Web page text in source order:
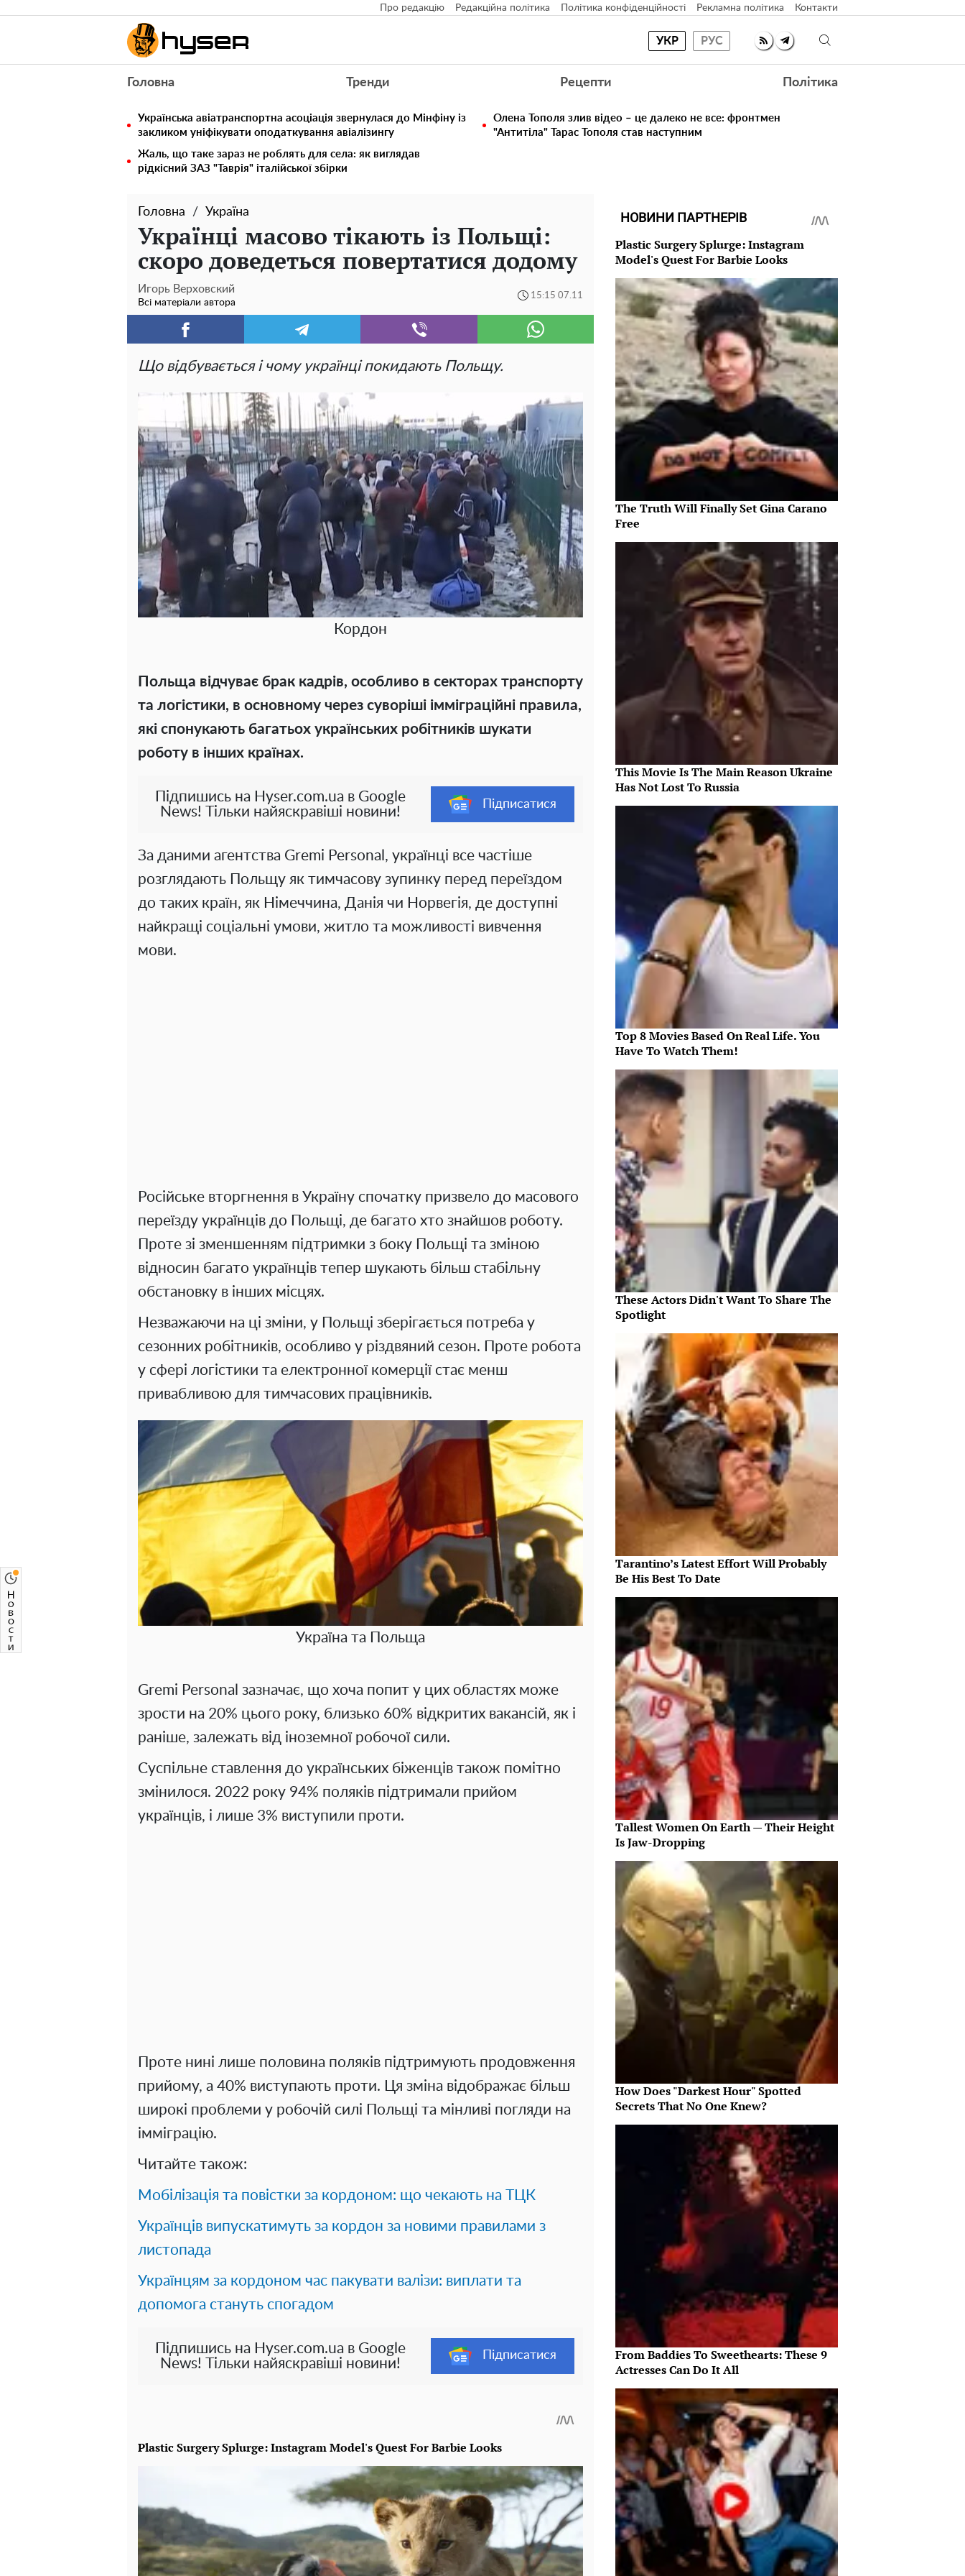
Про редакцію Редакційна політика Політика конфіденційності Рекламна політика Контакти
УКР РУС
Головна Тренди Рецепти Політика
Українська авіатранспортна асоціація звернулася до Мінфіну із
закликом уніфікувати оподаткування авіалізингу
Олена Тополя злив відео – це далеко не все: фронтмен
"Антитіла" Тарас Тополя став наступним
Жаль, що таке зараз не роблять для села: як виглядав
рідкісний ЗАЗ "Таврія" італійської збірки
Головна Україна
Українці масово тікають із Польщі:
скоро доведеться повертатися додому
Игорь Верховский
Всі матеріали автора
15:15 07.11
Що відбувається і чому українці покидають Польщу.
Кордон
Польща відчуває брак кадрів, особливо в секторах транспорту
та логістики, в основному через суворіші імміграційні правила,
які спонукають багатьох українських робітників шукати
роботу в інших країнах.
Підпишись на Hyser.com.ua в Google
News! Тільки найяскравіші новини!
Підписатися
За даними агентства Gremi Personal, українці все частіше
розглядають Польщу як тимчасову зупинку перед переїздом
до таких країн, як Німеччина, Данія чи Норвегія, де доступні
найкращі соціальні умови, житло та можливості вивчення
мови.
Російське вторгнення в Україну спочатку призвело до масового
переїзду українців до Польщі, де багато хто знайшов роботу.
Проте зі зменшенням підтримки з боку Польщі та зміною
відносин багато українців тепер шукають більш стабільну
обстановку в інших місцях.
Незважаючи на ці зміни, у Польщі зберігається потреба у
сезонних робітників, особливо у різдвяний сезон. Проте робота
у сфері логістики та електронної комерції стає менш
привабливою для тимчасових працівників.
Україна та Польща
Gremi Personal зазначає, що хоча попит у цих областях може
зрости на 20% цього року, близько 60% відкритих вакансій, як і
раніше, залежать від іноземної робочої сили.
Суспільне ставлення до українських біженців також помітно
змінилося. 2022 року 94% поляків підтримали прийом
українців, і лише 3% виступили проти.
Проте нині лише половина поляків підтримують продовження
прийому, а 40% виступають проти. Ця зміна відображає більш
широкі проблеми у робочій силі Польщі та мінливі погляди на
імміграцію.
Читайте також:
Мобілізація та повістки за кордоном: що чекають на ТЦК
Українців випускатимуть за кордон за новими правилами з
листопада
Українцям за кордоном час пакувати валізи: виплати та
допомога стануть спогадом
Підпишись на Hyser.com.ua в Google
News! Тільки найяскравіші новини!
Підписатися
НОВИНИ ПАРТНЕРІВ
Plastic Surgery Splurge: Instagram
Model's Quest For Barbie Looks
The Truth Will Finally Set Gina Carano
Free
This Movie Is The Main Reason Ukraine
Has Not Lost To Russia
Top 8 Movies Based On Real Life. You
Have To Watch Them!
These Actors Didn't Want To Share The
Spotlight
Tarantino’s Latest Effort Will Probably
Be His Best To Date
Tallest Women On Earth — Their Height
Is Jaw-Dropping
How Does "Darkest Hour" Spotted
Secrets That No One Knew?
From Baddies To Sweethearts: These 9
Actresses Can Do It All